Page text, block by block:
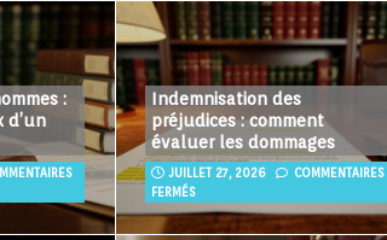
:
d’un
Indemnisation des
préjudices : comment
évaluer les dommages
JUILLET 27, 2026
COMMENTAIRES
FERMÉS